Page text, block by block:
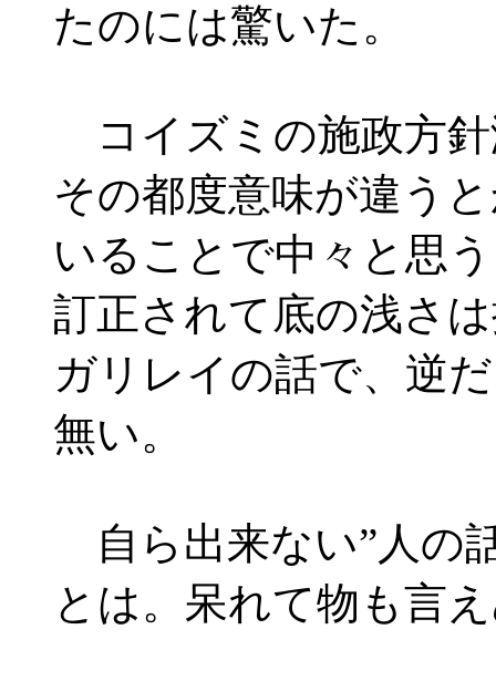
たのには驚いた。
コイズミの施政方
その都度意味が違う
いることで中々と思
訂正されて底の浅さ
ガリレイの話で、逆
無い。
自ら出来ない”人の
とは。呆れて物も言